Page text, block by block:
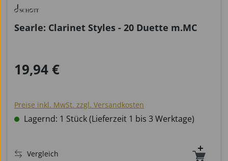
Searle: Clarinet Styles - 20 Duette m.MC
Regulärer Preis:
19,94 €
Preise inkl. MwSt. zzgl. Versandkosten
Lagernd: 1 Stück (Lieferzeit 1 bis 3 Werktage)
Vergleich